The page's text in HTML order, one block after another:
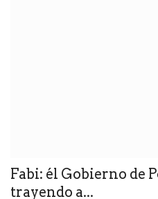
Fabi: él Gobierno de
trayendo a...